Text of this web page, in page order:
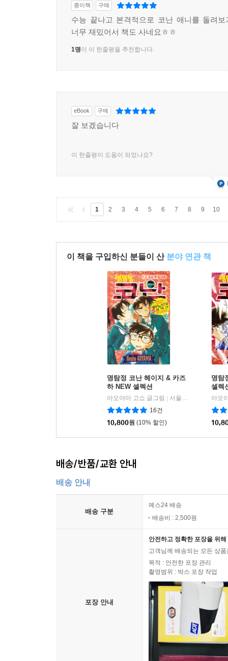
종이책 구매
수능 끝나고 본격적으로 코난 애니를 돌려보
너무 재밌어서 책도 사네요ㅎㅎ
1명이 이 한줄평을 추천합니다.
eBook 구매
잘 보겠습니다
이 한줄평이 도움이 되었나요?
1 2 3 4 5 6 7 8 9 10
이 책을 구입하신 분들이 산 분야 연관 책
명탐정 코난 헤이지 & 카즈
하 NEW 셀렉션
아오야마 고쇼 글그림
서울미디어코믹스(서울문화사)
16건
10,800원 (10% 할인)
명탐
셀렉
배송/반품/교환 안내
배송 안내
배송 구분
예스24 배송
배송비 : 2,500원
포장 안내
안전하고 정확한 포장을 위
고객님께 배송되는 모든 상
목적 : 안전한 포장 관리
촬영범위 : 박스 포장 작업